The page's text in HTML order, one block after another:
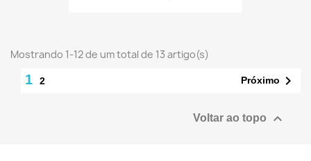
Mostrando 1-12 de um total de 13 artigo(s)
1 2 Próximo 
Voltar ao topo 